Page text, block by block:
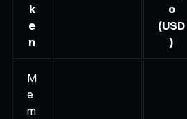
k
e
n
o
(USD
)
M
e
m